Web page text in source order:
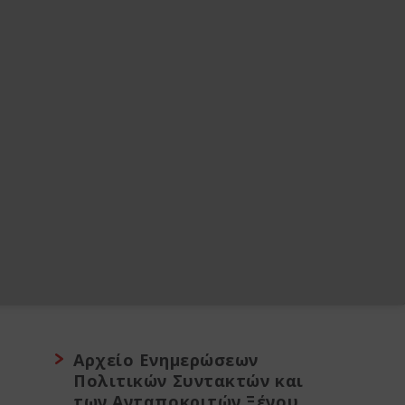
Αρχείο Ενημερώσεων
Πολιτικών Συντακτών και